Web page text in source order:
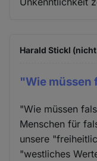
Harald Stickl
"Wie müssen
"Wie müssen
Menschen für
unsere
"westliches